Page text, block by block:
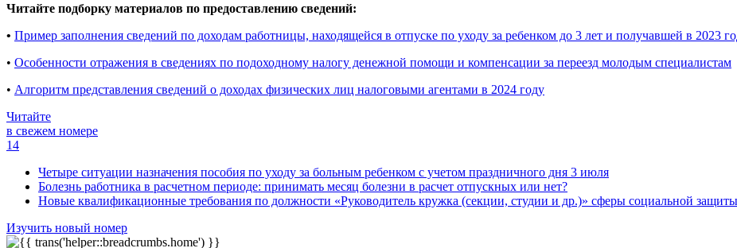
Читайте подборку материалов по предоставлению сведений:
• Пример заполнения сведений по доходам работницы, находящейся в отпуске по уходу за ребенком до 3 лет и получавшей в 2023
• Особенности отражения в сведениях по подоходному налогу денежной помощи и компенсации за переезд молодым специалистам
• Алгоритм представления сведений о доходах физических лиц налоговыми агентами в 2024 году
Читайте
в свежем номере
14
Четыре ситуации назначения пособия по уходу за больным ребенком с учетом праздничного дня 3 июля
Болезнь работника в расчетном периоде: принимать месяц болезни в расчет отпускных или нет?
Новые квалификационные требования по должности «Руководитель кружка (секции, студии и др.)» сферы социальной защиты
Изучить новый номер